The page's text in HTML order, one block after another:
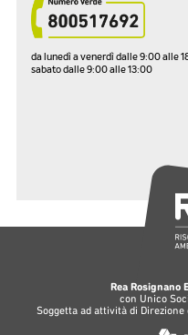
da lunedì a venerdì dalle 9:00 alle
sabato dalle 9:00 alle 13:00
Rea Rosignano
con Unico
Soggetta ad attività di